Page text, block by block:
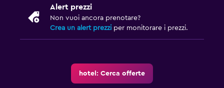
Alert prezzi
Non vuoi ancora prenotare?
Crea un alert prezzi per monitorare i prezzi.
hotel: Cerca offerte